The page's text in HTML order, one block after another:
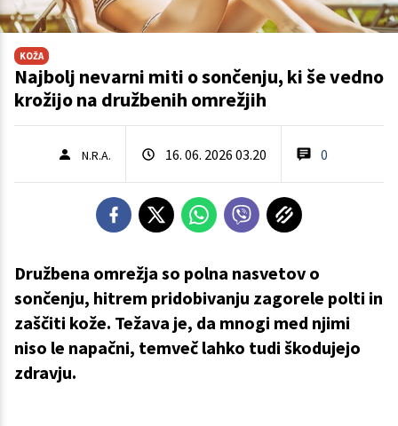
KOŽA
Najbolj nevarni miti o sončenju, ki še vedno
krožijo na družbenih omrežjih
N.R.A. 16. 06. 2026 03.20 0
Družbena omrežja so polna nasvetov o
sončenju, hitrem pridobivanju zagorele polti in
zaščiti kože. Težava je, da mnogi med njimi
niso le napačni, temveč lahko tudi škodujejo
zdravju.